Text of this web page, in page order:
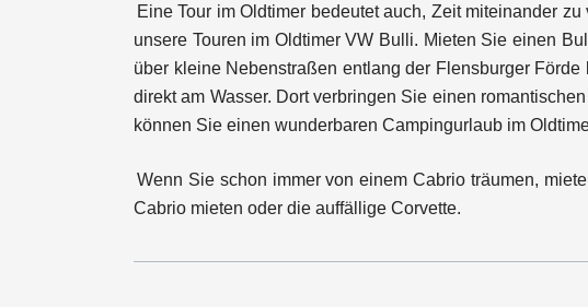
Eine Tour im Oldtimer bedeutet auch, Zeit miteinander
unsere Touren im Oldtimer VW Bulli. Mieten Sie einen
über kleine Nebenstraßen entlang der Flensburger
direkt am Wasser. Dort verbringen Sie einen
können Sie einen wunderbaren Campingurlaub im
Wenn Sie schon immer von einem Cabrio träumen,
Cabrio mieten oder die auffällige Corvette.